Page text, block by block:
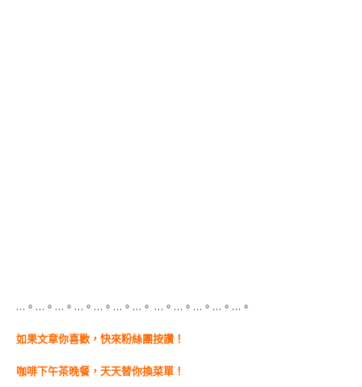
…。…。…。…。…。…。…。 …。…。…。…。…。
如果文章你喜歡，快來粉絲團按讚！
咖啡下午茶晚餐，天天替你換菜單！